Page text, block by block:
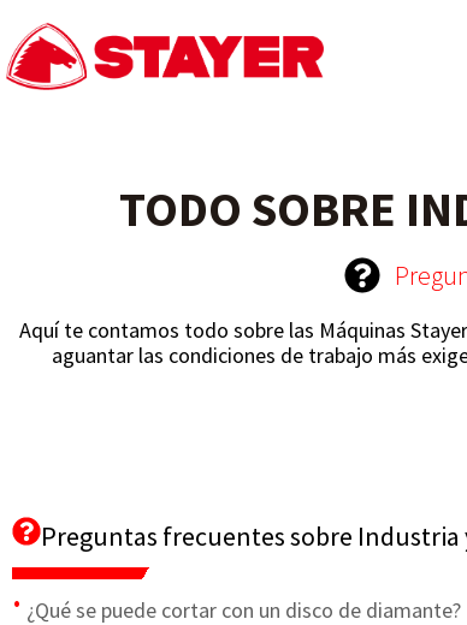
TODO SOBRE
Aquí te contamos todo sobre las Máquinas
aguantar las condiciones de trabajo más
Preguntas frecuentes sobre
¿Qué se puede cortar con un disco de diamante?